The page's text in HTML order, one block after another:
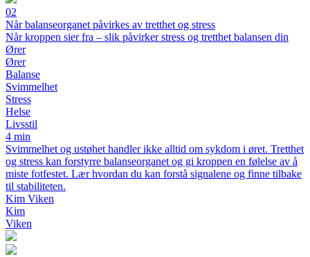
02
Når balanseorganet påvirkes av tretthet og stress
Når kroppen sier fra – slik påvirker stress og tretthet balansen din
Ører
Ører
Balanse
Svimmelhet
Stress
Helse
Livsstil
4 min
Svimmelhet og ustøhet handler ikke alltid om sykdom i øret. Tretthet
og stress kan forstyrre balanseorganet og gi kroppen en følelse av å
miste fotfestet. Lær hvordan du kan forstå signalene og finne tilbake
til stabiliteten.
Kim Viken
Kim
Viken